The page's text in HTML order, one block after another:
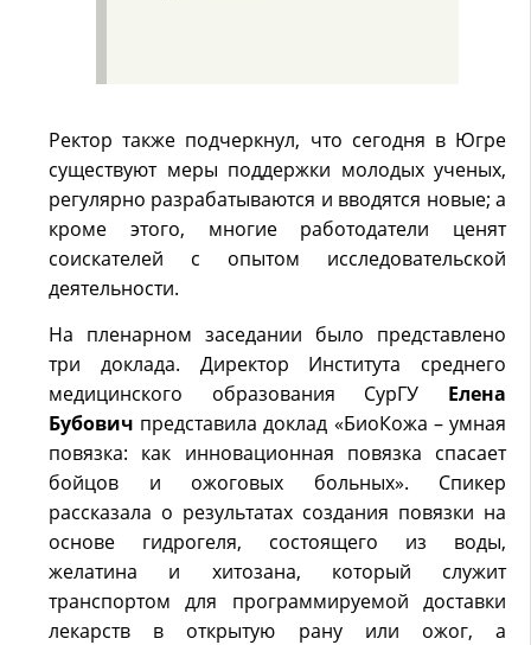
Ректор также подчеркнул, что сегодня в Югре
существуют меры поддержки молодых ученых,
регулярно разрабатываются и вводятся новые; а
кроме этого, многие работодатели ценят
соискателей с опытом исследовательской
деятельности.
На пленарном заседании было представлено
три доклада. Директор Института среднего
медицинского образования СурГУ Елена
Бубович представила доклад «БиоКожа – умная
повязка: как инновационная повязка спасает
бойцов и ожоговых больных». Спикер
рассказала о результатах создания повязки на
основе гидрогеля, состоящего из воды,
желатина и хитозана, который служит
транспортом для программируемой доставки
лекарств в открытую рану или ожог, а